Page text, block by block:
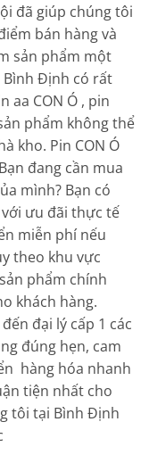
đã giúp chúng tôi
bán hàng và
sản phẩm một
Bình Định có rất
aa CON Ó , pin
phẩm không thể
kho. Pin CON Ó
đang cần mua
mình? Bạn có
ưu đãi thực tế
miễn phí nếu
theo khu vực
phẩm chính
khách hàng.
đại lý cấp 1 các
đúng hẹn, cam
hàng hóa nhanh
tiện nhất cho
tôi tại Bình Định